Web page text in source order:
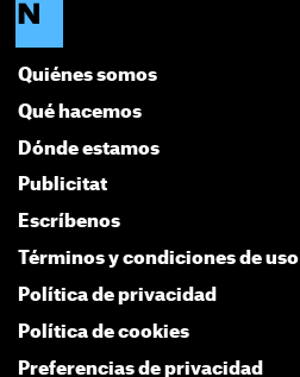
Quiénes somos
Qué hacemos
Dónde estamos
Publicitat
Escríbenos
Términos y condiciones de uso
Política de privacidad
Política de cookies
Preferencias de privacidad